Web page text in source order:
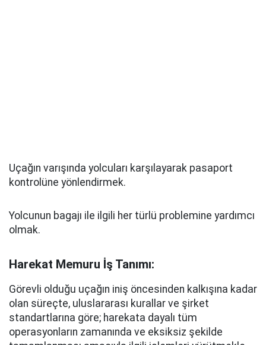
Uçağın varışında yolcuları karşılayarak pasaport
kontrolüne yönlendirmek.
Yolcunun bagajı ile ilgili her türlü problemine yardımcı
olmak.
Harekat Memuru İş Tanımı:
Görevli olduğu uçağın iniş öncesinden kalkışına kadar
olan süreçte, uluslararası kurallar ve şirket
standartlarına göre; harekata dayalı tüm
operasyonların zamanında ve eksiksiz şekilde